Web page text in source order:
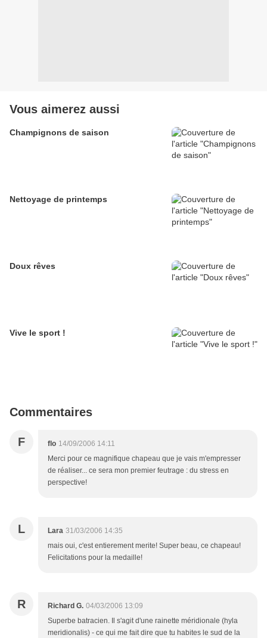
Vous aimerez aussi
Champignons de saison
Nettoyage de printemps
Doux rêves
Vive le sport !
Commentaires
F flo 14/09/2006 14:11
Merci pour ce magnifique chapeau que je vais m'empresser
de réaliser... ce sera mon premier feutrage : du stress en
perspective!
L Lara 31/03/2006 14:35
mais oui, c'est entierement merite! Super beau, ce chapeau!
Felicitations pour la medaille!
R Richard G. 04/03/2006 13:09
Superbe batracien. Il s'agit d'une rainette méridionale (hyla
meridionalis) - ce qui me fait dire que tu habites le sud de la